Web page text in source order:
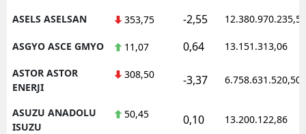
ASELS ASELSAN 353,75 -2,55 12.380.970.235,50
ASGYO ASCE GMYO 11,07 0,64 13.151.313,06
ASTOR ASTOR
ENERJI
308,50 -3,37 6.758.631.520,50
ASUZU ANADOLU
ISUZU
50,45 0,10 13.200.122,86